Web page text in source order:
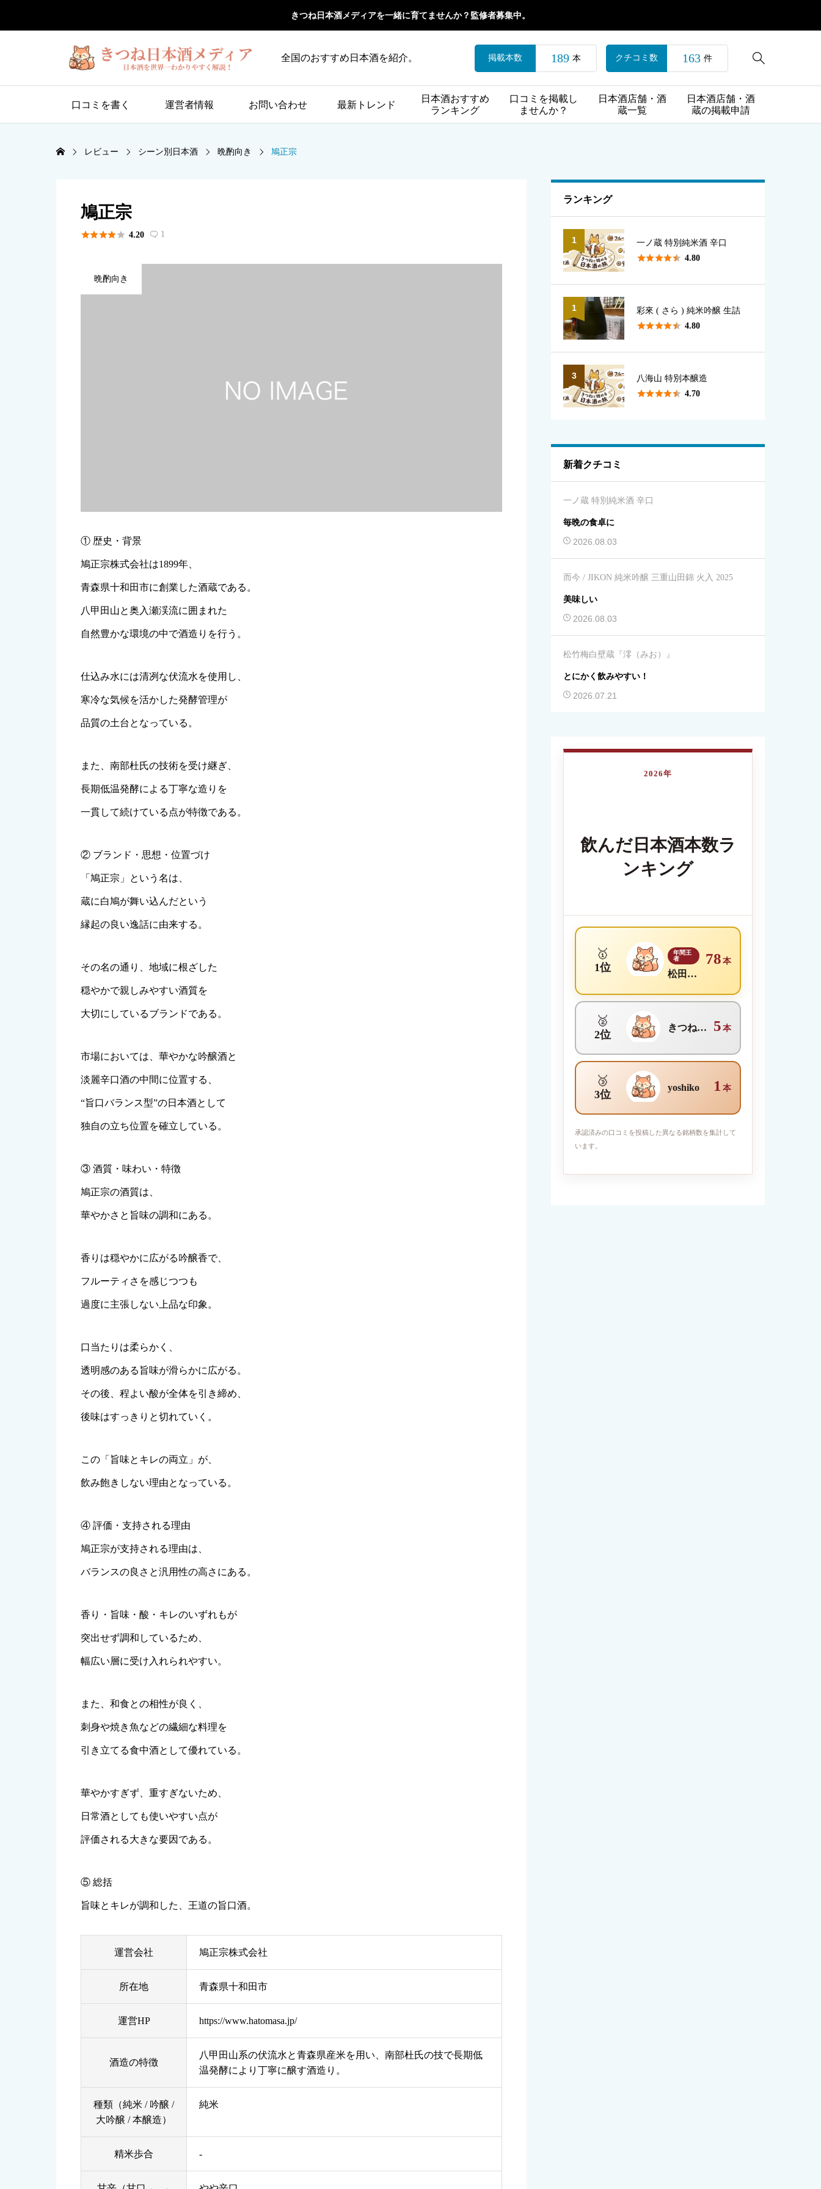
きつね日本酒メディアを一緒に育てませんか？監修者募集中。
全国のおすすめ日本酒を紹介。 
掲載本数 189 本 クチコミ数 163 件
口コミを書く 運営者情報 お問い合わせ 最新トレンド
日本酒おすすめ
ランキング
口コミを掲載し
ませんか？
日本酒店舗・酒
蔵一覧
日本酒店舗・酒
蔵の掲載申請
レビュー シーン別日本酒 晩酌向き 鳩正宗
鳩正宗
 4.20  1
晩酌向き
① 歴史・背景
鳩正宗株式会社は1899年、
青森県十和田市に創業した酒蔵である。
八甲田山と奥入瀬渓流に囲まれた
自然豊かな環境の中で酒造りを行う。
仕込み水には清冽な伏流水を使用し、
寒冷な気候を活かした発酵管理が
品質の土台となっている。
また、南部杜氏の技術を受け継ぎ、
長期低温発酵による丁寧な造りを
一貫して続けている点が特徴である。
② ブランド・思想・位置づけ
「鳩正宗」という名は、
蔵に白鳩が舞い込んだという
縁起の良い逸話に由来する。
その名の通り、地域に根ざした
穏やかで親しみやすい酒質を
大切にしているブランドである。
市場においては、華やかな吟醸酒と
淡麗辛口酒の中間に位置する、
“旨口バランス型”の日本酒として
独自の立ち位置を確立している。
③ 酒質・味わい・特徴
鳩正宗の酒質は、
華やかさと旨味の調和にある。
香りは穏やかに広がる吟醸香で、
フルーティさを感じつつも
過度に主張しない上品な印象。
口当たりは柔らかく、
透明感のある旨味が滑らかに広がる。
その後、程よい酸が全体を引き締め、
後味はすっきりと切れていく。
この「旨味とキレの両立」が、
飲み飽きしない理由となっている。
④ 評価・支持される理由
鳩正宗が支持される理由は、
バランスの良さと汎用性の高さにある。
香り・旨味・酸・キレのいずれもが
突出せず調和しているため、
幅広い層に受け入れられやすい。
また、和食との相性が良く、
刺身や焼き魚などの繊細な料理を
引き立てる食中酒として優れている。
華やかすぎず、重すぎないため、
日常酒としても使いやすい点が
評価される大きな要因である。
⑤ 総括
旨味とキレが調和した、王道の旨口酒。
運営会社 鳩正宗株式会社
所在地 青森県十和田市
運営HP https://www.hatomasa.jp/
酒造の特徴
八甲田山系の伏流水と青森県産米を用い、南部杜氏の技で長期低
温発酵により丁寧に醸す酒造り。
種類（純米 / 吟醸 /
大吟醸 / 本醸造）
純米
精米歩合 -
ランキング
1 一ノ蔵 特別純米酒 辛口
 4.80
1 彩來 ( さら ) 純米吟醸 生詰
 4.80
3 八海山 特別本醸造
 4.70
新着クチコミ
一ノ蔵 特別純米酒 辛口
毎晩の食卓に
2026.08.03
而今 / JIKON 純米吟醸 三重山田錦 火入 2025
美味しい
2026.08.03
松竹梅白壁蔵『澪（みお）』
とにかく飲みやすい！
2026.07.21
2026年
飲んだ日本酒本数ラ
ンキング
🥇
1位
年間王
者
松田理沙
78 本
🥈
2位
きつね日本酒メディア編集部 5 本
🥉
3位
yoshiko 1 本
承認済みの口コミを投稿した異なる銘柄数を集計して
います。